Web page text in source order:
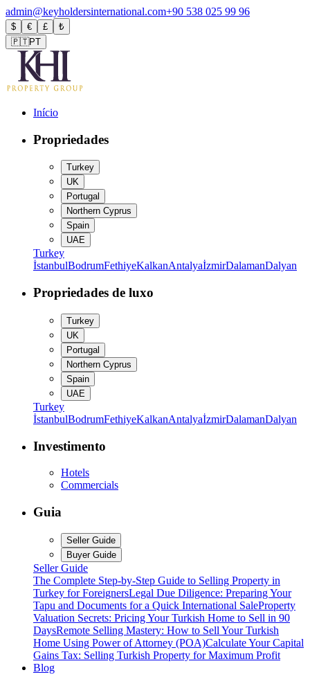
admin@keyholdersinternational.com+90 538 025 99 96
$ € £
₺
🇵🇹PT
Início
Propriedades
Turkey
UK
Portugal
Northern Cyprus
Spain
UAE
Turkey
İstanbulBodrumFethiyeKalkanAntalyaİzmirDalamanDalyan
Propriedades de luxo
Turkey
UK
Portugal
Northern Cyprus
Spain
UAE
Turkey
İstanbulBodrumFethiyeKalkanAntalyaİzmirDalamanDalyan
Investimento
Hotels
Commercials
Guia
Seller Guide
Buyer Guide
Seller Guide
The Complete Step-by-Step Guide to Selling Property in
Turkey for ForeignersLegal Due Diligence: Preparing Your
Tapu and Documents for a Quick International SaleProperty
Valuation Secrets: Pricing Your Turkish Home to Sell in 90
DaysRemote Selling Mastery: How to Sell Your Turkish
Home Using Power of Attorney (POA)Calculate Your Capital
Gains Tax: Selling Turkish Property for Maximum Profit
Blog